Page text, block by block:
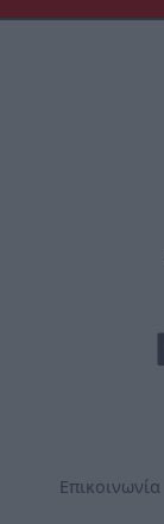
Επικοινωνία